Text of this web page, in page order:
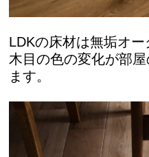
LDKの床材は無垢オー
木目の色の変化が部
ます。